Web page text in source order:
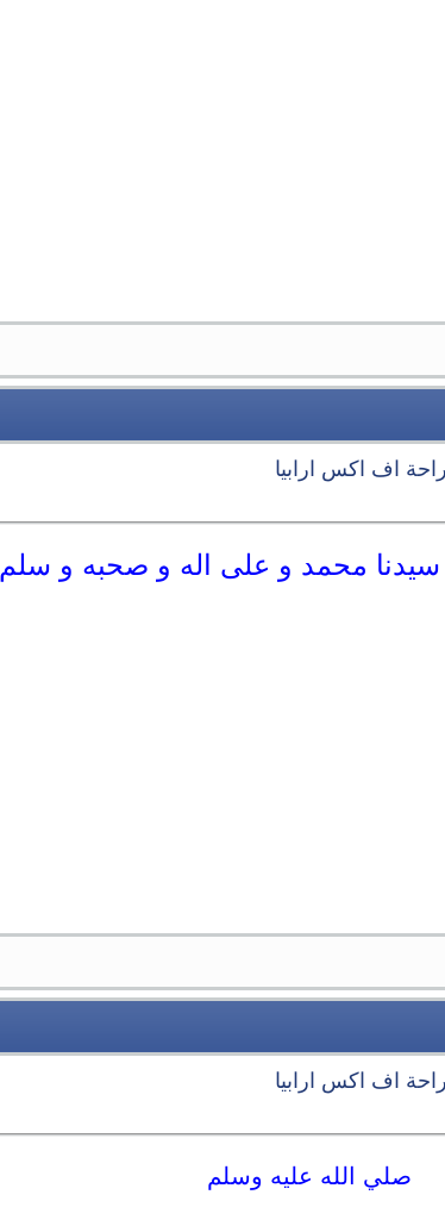
اف اكس ارابيا
محمد و على اله و صحبه و سلم
اف اكس ارابيا
صلي الله عليه وسلم